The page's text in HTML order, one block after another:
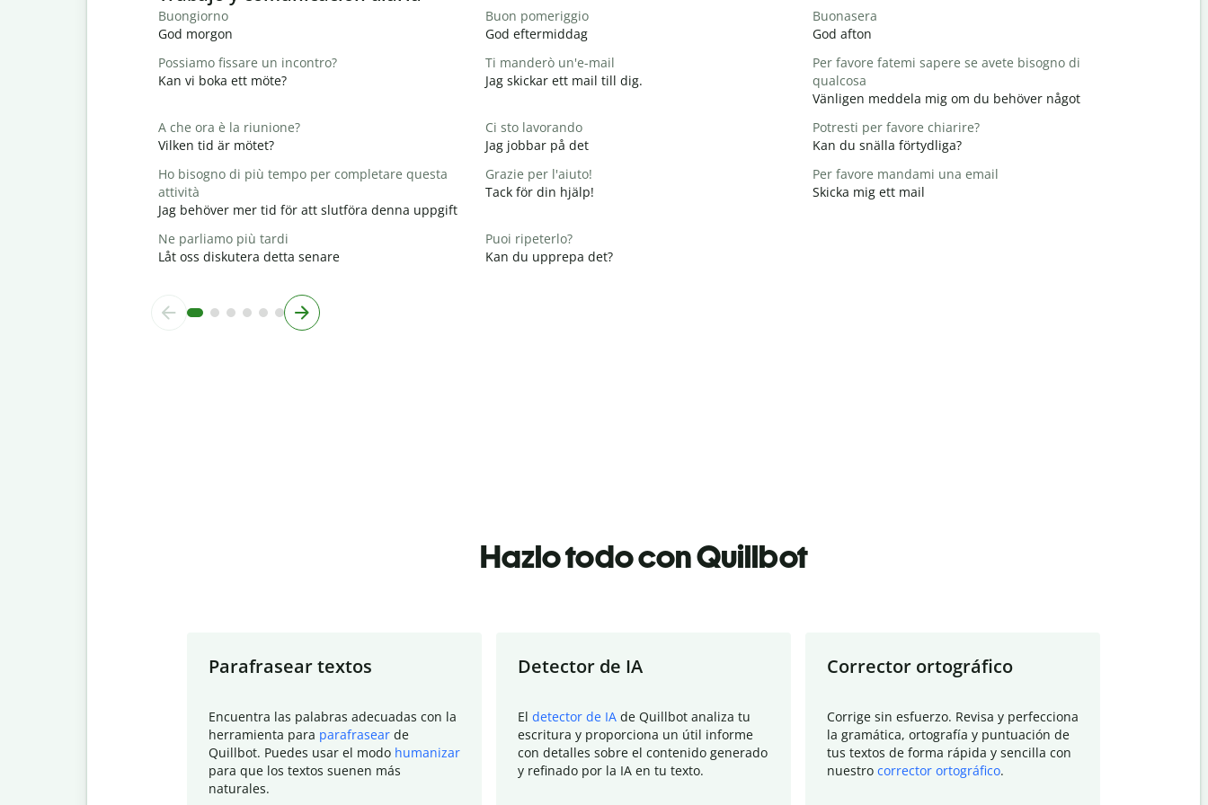
Buongiorno
God morgon
Buon pomeriggio
God eftermiddag
Buonasera
God afton
Possiamo fissare un incontro?
Kan vi boka ett möte?
Ti manderò un'e-mail
Jag skickar ett mail till dig.
Per favore fatemi sapere se avete bisogno di
qualcosa
Vänligen meddela mig om du behöver något
A che ora è la riunione?
Vilken tid är mötet?
Ci sto lavorando
Jag jobbar på det
Potresti per favore chiarire?
Kan du snälla förtydliga?
Ho bisogno di più tempo per completare questa
attività
Jag behöver mer tid för att slutföra denna uppgift
Grazie per l'aiuto!
Tack för din hjälp!
Per favore mandami una email
Skicka mig ett mail
Ne parliamo più tardi
Låt oss diskutera detta senare
Puoi ripeterlo?
Kan du upprepa det?
Hazlo todo con Quillbot
Parafrasear textos
Encuentra las palabras adecuadas con la
herramienta para parafrasear de
Quillbot. Puedes usar el modo humanizar
para que los textos suenen más
naturales.
Detector de IA
El detector de IA de Quillbot analiza tu
escritura y proporciona un útil informe
con detalles sobre el contenido generado
y refinado por la IA en tu texto.
Corrector ortográfico
Corrige sin esfuerzo. Revisa y perfecciona
la gramática, ortografía y puntuación de
tus textos de forma rápida y sencilla con
nuestro corrector ortográfico.